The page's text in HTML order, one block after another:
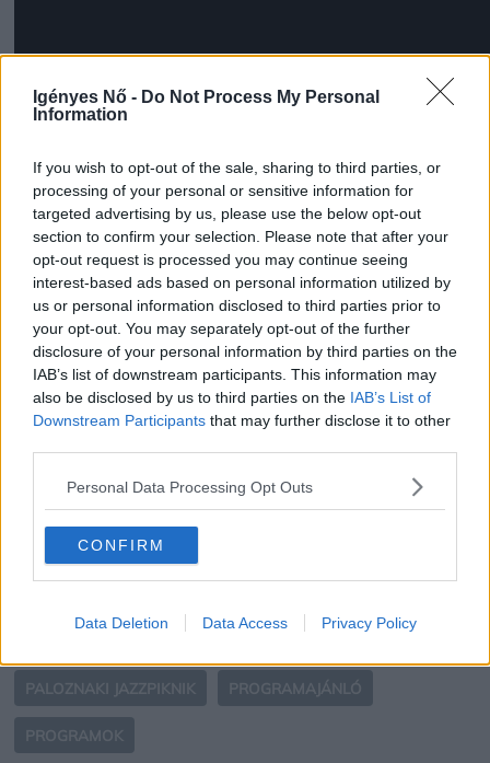
Igényes Nő - Do Not Process My Personal
Information
If you wish to opt-out of the sale, sharing to third parties, or
processing of your personal or sensitive information for
targeted advertising by us, please use the below opt-out
section to confirm your selection. Please note that after your
opt-out request is processed you may continue seeing
interest-based ads based on personal information utilized by
us or personal information disclosed to third parties prior to
your opt-out. You may separately opt-out of the further
disclosure of your personal information by third parties on the
IAB’s list of downstream participants. This information may
also be disclosed by us to third parties on the IAB’s List of
Downstream Participants that may further disclose it to other
Personal Data Processing Opt Outs
CONFIRM
Data Deletion Data Access Privacy Policy
További információ, jegyvásárlás és a
Paloznaki Jazzpiknik teljes programja az
esemény hivatalos weboldalánérhető el.
(Kiemelt kép: Paloznaki Jazzpiknik)
Tetszett? Oszd meg másokkal is!
PALOZNAKI JAZZPIKNIK PROGRAMAJÁNLÓ
PROGRAMOK